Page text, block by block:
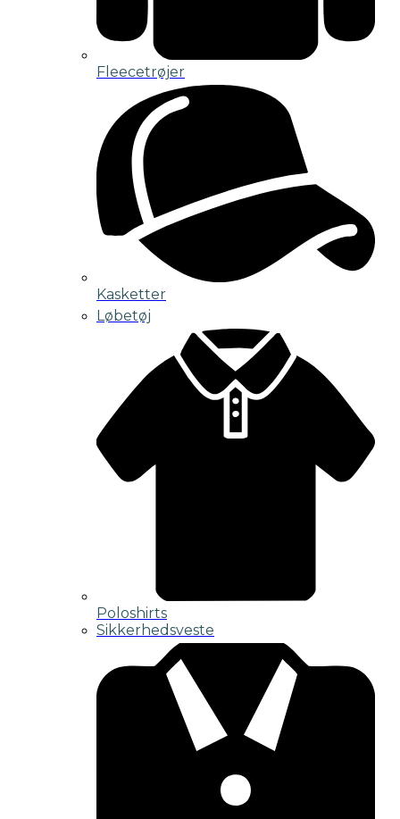
Fleecetrøjer
Kasketter
Løbetøj
Poloshirts
Sikkerhedsveste